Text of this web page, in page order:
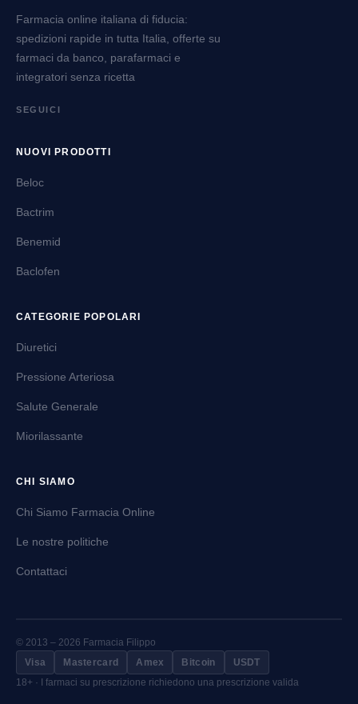
Farmacia online italiana di fiducia:
spedizioni rapide in tutta Italia, offerte su
farmaci da banco, parafarmaci e
integratori senza ricetta
SEGUICI
NUOVI PRODOTTI
Beloc
Bactrim
Benemid
Baclofen
CATEGORIE POPOLARI
Diuretici
Pressione Arteriosa
Salute Generale
Miorilassante
CHI SIAMO
Chi Siamo Farmacia Online
Le nostre politiche
Contattaci
© 2013 – 2026 Farmacia Filippo
Visa
Mastercard Amex Bitcoin
USDT
18+ · I farmaci su prescrizione richiedono una prescrizione valida